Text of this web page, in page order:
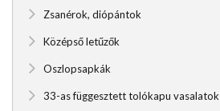
Zsanérok, diópántok
Középső letűzők
Oszlopsapkák
33-as függesztett tolókapu vasalatok